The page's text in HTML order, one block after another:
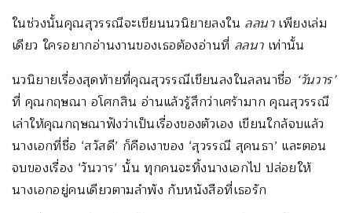
ในช่วงนั้นคุณสุวรรณีจะเขียนนวนิยายลงใน ลลนาเพียงเล่ม
เดียว ใครอยากอ่านงานของเธอต้องอ่านที่ ลลนาเท่านั้น
นวนิยายเรื่องสุดท้ายที่คุณสุวรรณีเขียนลงในลลนาชื่อ ‘วันวาร’
ที่ คุณกฤษณา อโศกสิน อ่านแล้วรู้สึกว่าเศร้ามาก คุณสุวรรณี
เล่าให้คุณกฤษณาฟังว่าเป็นเรื่องของตัวเอง เขียนใกล้จบแล้ว
นางเอกที่ชื่อ ‘สวัสดี’ ก็คือเงาของ ‘สุวรรณี สุคนธา’ และตอน
จบของเรื่อง ‘วันวาร’ นั้น ทุกคนจะทิ้งนางเอกไป ปล่อยให้
นางเอกอยู่คนเดียวตามลำพัง กับหนังสือที่เธอรัก